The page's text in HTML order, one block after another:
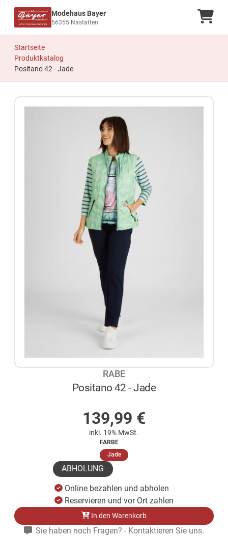
Modehaus Bayer
56355 Nastätten
Startseite
Produktkatalog
Positano 42 - Jade
RABE
Positano 42 - Jade
139,99 €
inkl. 19% MwSt.
FARBE
Jade(ausgewählt)
ABHOLUNG
Online bezahlen und abholen
Reservieren und vor Ort zahlen
In den Warenkorb
Sie haben noch Fragen? - Kontaktieren Sie uns.